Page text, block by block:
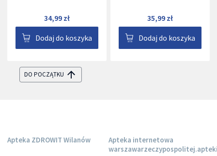
34,99 zł
Dodaj do koszyka
35,99 zł
Dodaj do koszyka
DO POCZĄTKU
Apteka ZDROWIT Wilanów
Apteka internetowa